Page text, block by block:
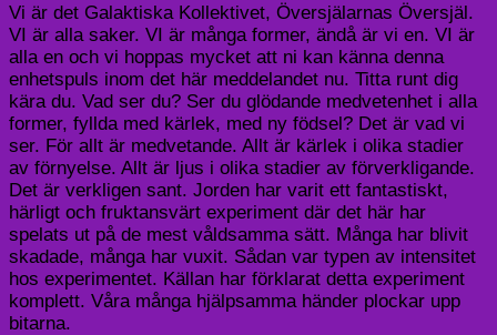
Vi är det Galaktiska Kollektivet, Översjälarnas Översjäl.
VI är alla saker. VI är många former, ändå är vi en. VI är
alla en och vi hoppas mycket att ni kan känna denna
enhetspuls inom det här meddelandet nu. Titta runt dig
kära du. Vad ser du? Ser du glödande medvetenhet i alla
former, fyllda med kärlek, med ny födsel? Det är vad vi
ser. För allt är medvetande. Allt är kärlek i olika stadier
av förnyelse. Allt är ljus i olika stadier av förverkligande.
Det är verkligen sant. Jorden har varit ett fantastiskt,
härligt och fruktansvärt experiment där det här har
spelats ut på de mest våldsamma sätt. Många har blivit
skadade, många har vuxit. Sådan var typen av intensitet
hos experimentet. Källan har förklarat detta experiment
komplett. Våra många hjälpsamma händer plockar upp
bitarna.